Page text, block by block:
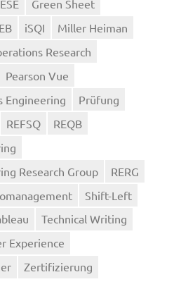
Green Sheet
iSQI
Miller Heiman
Research
Pearson Vue
Engineering
Prüfung
REFSQ
REQB
Research Group
RERG
Shift-Left
Technical Writing
Experience
Zertifizierung